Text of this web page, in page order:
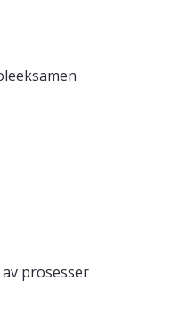
prosesser